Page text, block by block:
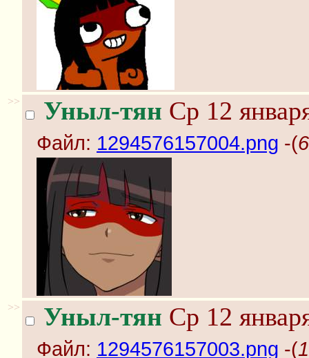
>> Уныл-тян Ср 12
Файл: 1294576157004.png -(
>> Уныл-тян Ср 12
Файл: 1294576157003.png -(